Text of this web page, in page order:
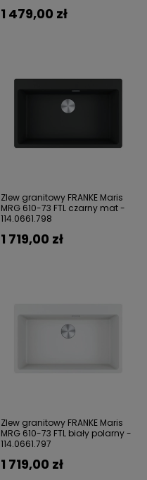
1 479,00 zł
Zlew granitowy FRANKE Maris
MRG 610-73 FTL czarny mat -
114.0661.798
1 719,00 zł
Zlew granitowy FRANKE Maris
MRG 610-73 FTL biały polarny -
114.0661.797
1 719,00 zł